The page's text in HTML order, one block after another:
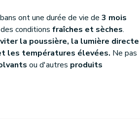
ont une durée de vie de 3 mois
conditions fraîches et sèches.
la poussière, la lumière directe
les températures élevées. Ne pas
ou d'autres produits